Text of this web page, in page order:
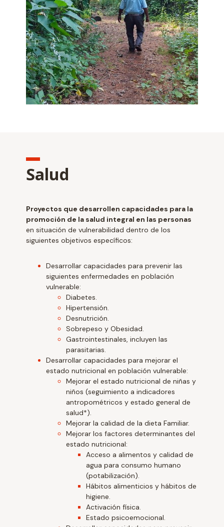
Salud
Proyectos que desarrollen capacidades para la
promoción de la salud integral en las personas
en situación de vulnerabilidad dentro de los
siguientes objetivos específicos:
Desarrollar capacidades para prevenir las
siguientes enfermedades en población
vulnerable:
Diabetes.
Hipertensión.
Desnutrición.
Sobrepeso y Obesidad.
Gastrointestinales, incluyen las
parasitarias.
Desarrollar capacidades para mejorar el
estado nutricional en población vulnerable:
Mejorar el estado nutricional de niñas y
niños (seguimiento a indicadores
antropométricos y estado general de
salud*).
Mejorar la calidad de la dieta Familiar.
Mejorar los factores determinantes del
estado nutricional:
Acceso a alimentos y calidad de
agua para consumo humano
(potabilización).
Hábitos alimenticios y hábitos de
higiene.
Activación física.
Estado psicoemocional.